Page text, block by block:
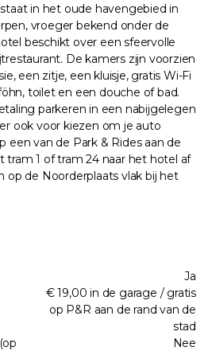
in het oude havengebied in
vroeger bekend onder de
beschikt over een sfeervolle
De kamers zijn voorzien
een zitje, een kluisje, gratis Wi-Fi
toilet en een douche of bad.
parkeren in een nabijgelegen
ook voor kiezen om je auto
een van de Park & Rides aan de
tram 1 of tram 24 naar het hotel af
op de Noorderplaats vlak bij het
Ja
€ 19,00 in de garage / gratis
op P&R aan de rand van de
stad
Nee